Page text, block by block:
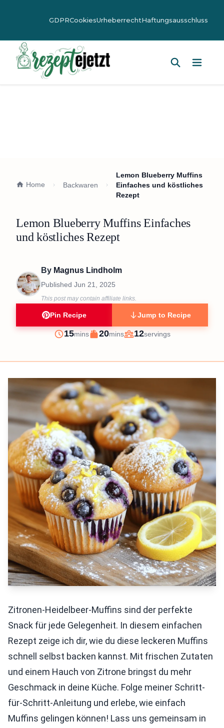
GDPRCookiesUrheberrechtHaftungsausschluss
Home Backwaren
Lemon Blueberry Muffins
Einfaches und köstliches
Rezept
Lemon Blueberry Muffins Einfaches
und köstliches Rezept
By Magnus Lindholm
Published Jun 21, 2025
This post may contain affiliate links.
Pin Recipe Jump to Recipe
Prep
15minutes
mins
Cook
20minutes
mins
Servings
12servings
Zitronen-Heidelbeer-Muffins sind der perfekte
Snack für jede Gelegenheit. In diesem einfachen
Rezept zeige ich dir, wie du diese leckeren Muffins
schnell selbst backen kannst. Mit frischen Zutaten
und einem Hauch von Zitrone bringst du mehr
Geschmack in deine Küche. Folge meiner Schritt-
für-Schritt-Anleitung und erlebe, wie einfach
Muffins gelingen können! Lass uns gemeinsam in